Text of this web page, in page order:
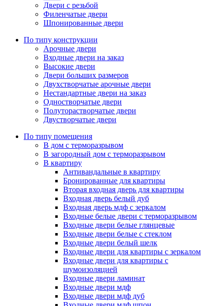
Двери с резьбой
Филенчатые двери
Шпонированные двери
По типу конструкции
Арочные двери
Входные двери на заказ
Высокие двери
Двери больших размеров
Двухстворчатые арочные двери
Нестандартные двери на заказ
Одностворчатые двери
Полуторастворчатые двери
Двустворчатые двери
По типу помещения
В дом с терморазрывом
В загородный дом с терморазрывом
В квартиру
Антивандальные в квартиру
Бронированные для квартиры
Вторая входная дверь для квартиры
Входная дверь белый дуб
Входная дверь мдф с зеркалом
Входные белые двери с терморазрывом
Входные двери белые глянцевые
Входные двери белые с стеклом
Входные двери белый шелк
Входные двери для квартиры с зеркалом
Входные двери для квартиры с
шумоизоляцией
Входные двери ламинат
Входные двери мдф
Входные двери мдф дуб